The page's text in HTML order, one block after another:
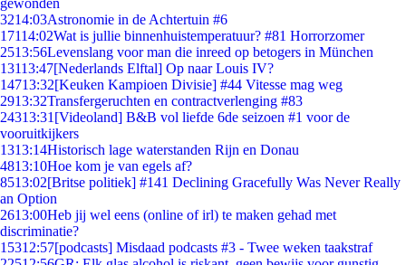
gewonden
3214:03Astronomie in de Achtertuin #6
17114:02Wat is jullie binnenhuistemperatuur? #81 Horrorzomer
2513:56Levenslang voor man die inreed op betogers in München
13113:47[Nederlands Elftal] Op naar Louis IV?
14713:32[Keuken Kampioen Divisie] #44 Vitesse mag weg
2913:32Transfergeruchten en contractverlenging #83
24313:31 [Videoland] B&B vol liefde 6de seizoen #1 voor de
vooruitkijkers
1313:14Historisch lage waterstanden Rijn en Donau
4813:10Hoe kom je van egels af?
8513:02[Britse politiek] #141 Declining Gracefully Was Never Really
an Option
2613:00Heb jij wel eens (online of irl) te maken gehad met
discriminatie?
15312:57[podcasts] Misdaad podcasts #3 - Twee weken taakstraf